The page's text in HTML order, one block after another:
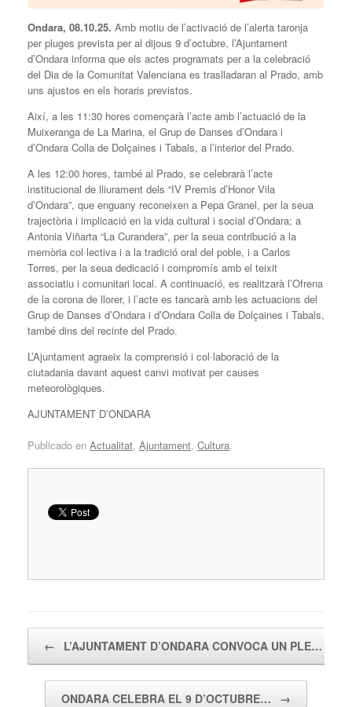
Ondara, 08.10.25. Amb motiu de l’activació de l’alerta taronja
per pluges prevista per al dijous 9 d’octubre, l’Ajuntament
d’Ondara informa que els actes programats per a la celebració
del Dia de la Comunitat Valenciana es traslladaran al Prado, amb
uns ajustos en els horaris previstos.
Així, a les 11:30 hores començarà l’acte amb l’actuació de la
Muixeranga de La Marina, el Grup de Danses d’Ondara i
d’Ondara Colla de Dolçaines i Tabals, a l’interior del Prado.
A les 12:00 hores, també al Prado, se celebrarà l’acte
institucional de lliurament dels “IV Premis d’Honor Vila
d’Ondara”, que enguany reconeixen a Pepa Granel, per la seua
trajectòria i implicació en la vida cultural i social d’Ondara; a
Antonia Viñarta “La Curandera”, per la seua contribució a la
memòria col·lectiva i a la tradició oral del poble, i a Carlos
Torres, per la seua dedicació i compromís amb el teixit
associatiu i comunitari local. A continuació, es realitzarà l’Ofrena
de la corona de llorer, i l’acte es tancarà amb les actuacions del
Grup de Danses d’Ondara i d’Ondara Colla de Dolçaines i Tabals,
també dins del recinte del Prado.
L’Ajuntament agraeix la comprensió i col·laboració de la
ciutadania davant aquest canvi motivat per causes
meteorològiques.
AJUNTAMENT D’ONDARA
Publicado en Actualitat, Ajuntament, Cultura.
← L’AJUNTAMENT D’ONDARA CONVOCA UN PLE…
ONDARA CELEBRA EL 9 D’OCTUBRE… →